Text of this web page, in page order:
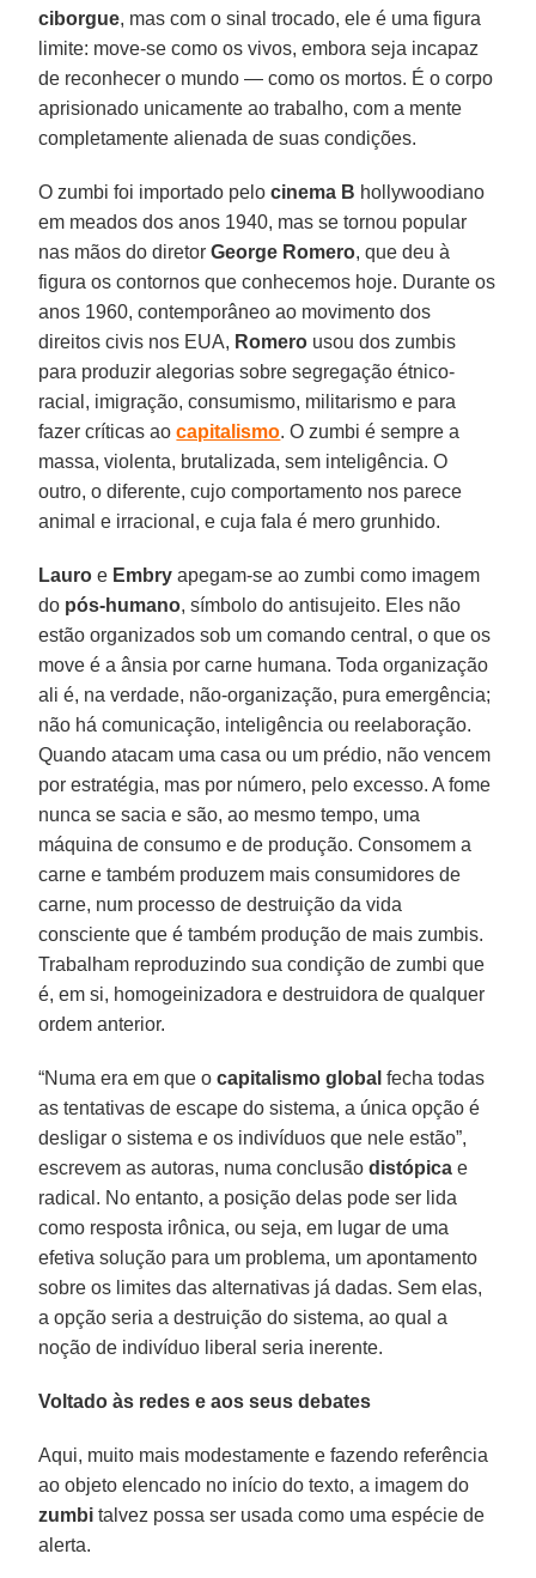
ciborgue, mas com o sinal trocado, ele é uma figura
limite: move-se como os vivos, embora seja incapaz
de reconhecer o mundo — como os mortos. É o corpo
aprisionado unicamente ao trabalho, com a mente
completamente alienada de suas condições.
O zumbi foi importado pelocinema B hollywoodiano
em meados dos anos 1940, mas se tornou popular
nas mãos do diretorGeorge Romero, que deu à
figura os contornos que conhecemos hoje. Durante os
anos 1960, contemporâneo ao movimento dos
direitos civis nos EUA, Romero usou dos zumbis
para produzir alegorias sobre segregação étnico-
racial, imigração, consumismo, militarismo e para
fazer críticas aocapitalismo. O zumbi é sempre a
massa, violenta, brutalizada, sem inteligência. O
outro, o diferente, cujo comportamento nos parece
animal e irracional, e cuja fala é mero grunhido.
Lauro e Embry apegam-se ao zumbi como imagem
do pós-humano, símbolo do antisujeito. Eles não
estão organizados sob um comando central, o que os
move é a ânsia por carne humana. Toda organização
ali é, na verdade, não-organização, pura emergência;
não há comunicação, inteligência ou reelaboração.
Quando atacam uma casa ou um prédio, não vencem
por estratégia, mas por número, pelo excesso. A fome
nunca se sacia e são, ao mesmo tempo, uma
máquina de consumo e de produção. Consomem a
carne e também produzem mais consumidores de
carne, num processo de destruição da vida
consciente que é também produção de mais zumbis.
Trabalham reproduzindo sua condição de zumbi que
é, em si, homogeinizadora e destruidora de qualquer
ordem anterior.
“Numa era em que ocapitalismo global fecha todas
as tentativas de escape do sistema, a única opção é
desligar o sistema e os indivíduos que nele estão”,
escrevem as autoras, numa conclusãodistópica e
radical. No entanto, a posição delas pode ser lida
como resposta irônica, ou seja, em lugar de uma
efetiva solução para um problema, um apontamento
sobre os limites das alternativas já dadas. Sem elas,
a opção seria a destruição do sistema, ao qual a
noção de indivíduo liberal seria inerente.
Voltado às redes e aos seus debates
Aqui, muito mais modestamente e fazendo referência
ao objeto elencado no início do texto, a imagem do
zumbi talvez possa ser usada como uma espécie de
alerta.